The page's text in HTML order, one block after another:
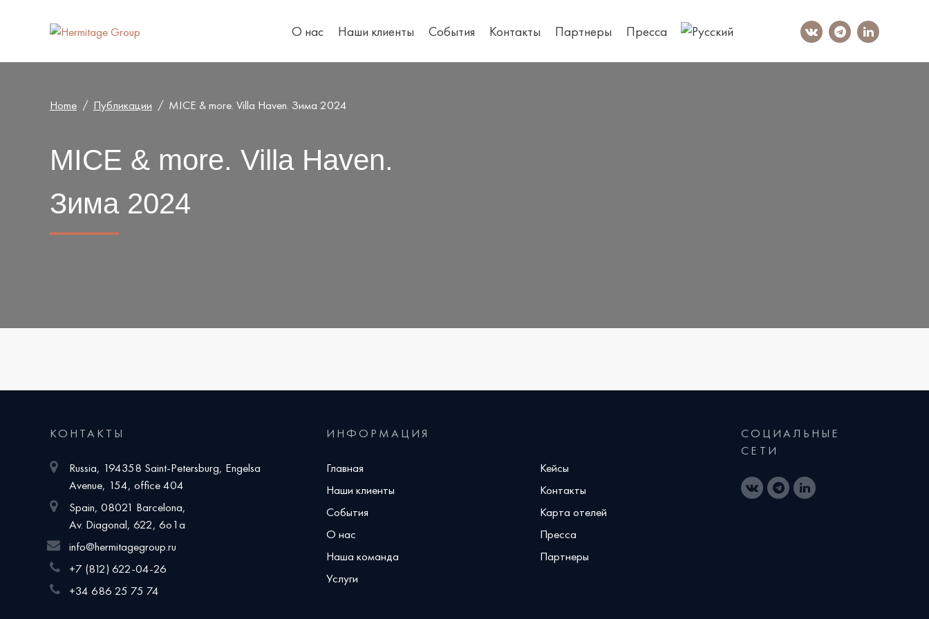
О нас Наши клиенты События Контакты Партнеры Пресса
Home Публикации MICE & more. Villa Haven. Зима 2024
MICE & more. Villa Haven.
Зима 2024
КОНТАКТЫ
Russia, 194358 Saint-Petersburg, Engelsa
Avenue, 154, office 404
Spain, 08021 Barcelona,
Av. Diagonal, 622, 6o1a
info@hermitagegroup.ru
+7 (812) 622-04-26
+34 686 25 75 74
ИНФОРМАЦИЯ
Главная
Наши клиенты
События
О нас
Наша команда
Услуги
Кейсы
Контакты
Карта отелей
Пресса
Партнеры
СОЦИАЛЬНЫЕ
СЕТИ